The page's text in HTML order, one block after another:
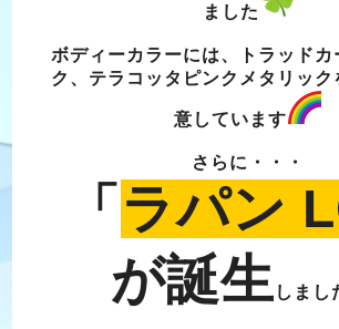
ました
ボディーカラーには、トラッドカ
ク、テラコッタピンクメタリック
意しています
さらに・・・
「 ラパン
が誕生 しまし